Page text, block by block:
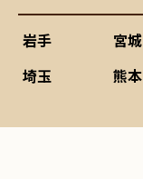
岩手 宮城
埼玉
熊本